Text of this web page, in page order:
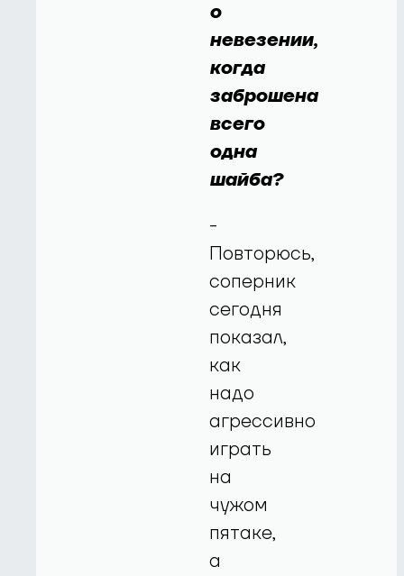
о
невезении,
когда
заброшена
всего
одна
шайба?
-
Повторюсь,
соперник
сегодня
показал,
как
надо
агрессивно
играть
на
чужом
пятаке,
а